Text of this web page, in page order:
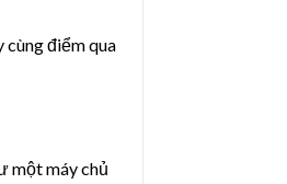
cùng điểm qua
một máy chủ